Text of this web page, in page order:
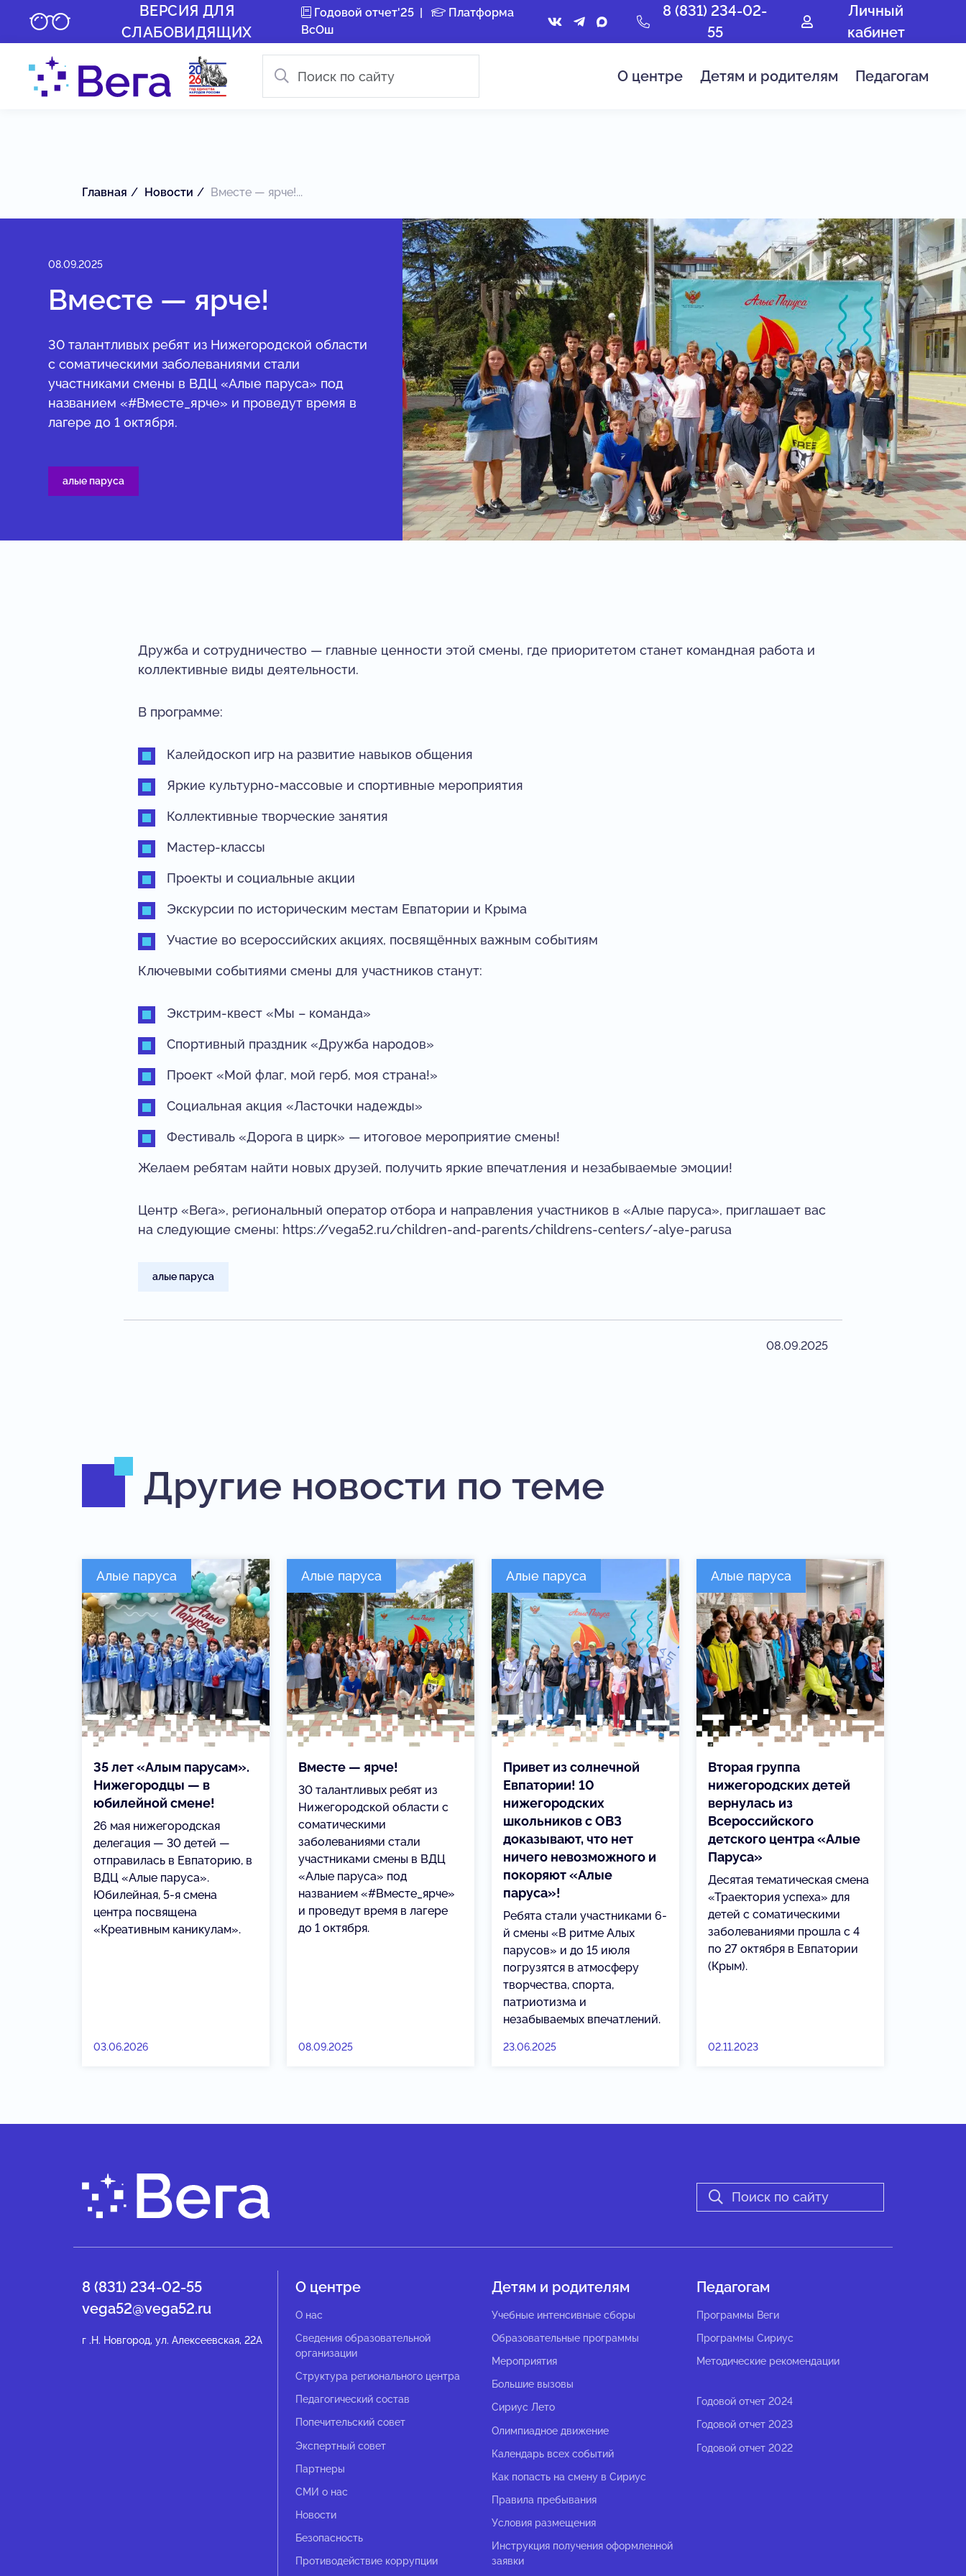
ВЕРСИЯ ДЛЯ
СЛАБОВИДЯЩИХ
Годовой отчет'25|
Платформа
ВсОш
8 (831) 234-02-
55
Личный
кабинет
О центре Детям и родителям Педагогам
Главная Новости Вместе — ярче!...
08.09.2025
Вместе — ярче!
30 талантливых ребят из Нижегородской области
с соматическими заболеваниями стали
участниками смены в ВДЦ «Алые паруса» под
названием «#Вместе_ярче» и проведут время в
лагере до 1 октября.
алые паруса
Дружба и сотрудничество — главные ценности этой смены, где приоритетом станет командная работа и
коллективные виды деятельности.
В программе:
Калейдоскоп игр на развитие навыков общения
Яркие культурно-массовые и спортивные мероприятия
Коллективные творческие занятия
Мастер-классы
Проекты и социальные акции
Экскурсии по историческим местам Евпатории и Крыма
Участие во всероссийских акциях, посвящённых важным событиям
Ключевыми событиями смены для участников станут:
Экстрим-квест «Мы – команда»
Спортивный праздник «Дружба народов»
Проект «Мой флаг, мой герб, моя страна!»
Социальная акция «Ласточки надежды»
Фестиваль «Дорога в цирк» — итоговое мероприятие смены!
Желаем ребятам найти новых друзей, получить яркие впечатления и незабываемые эмоции!
Центр «Вега», региональный оператор отбора и направления участников в «Алые паруса», приглашает вас
на следующие смены: https://vega52.ru/children-and-parents/childrens-centers/-alye-parusa
алые паруса
08.09.2025
Другие новости по теме
Алые паруса
35 лет «Алым парусам».
Нижегородцы — в
юбилейной смене!
26 мая нижегородская
делегация — 30 детей —
отправилась в Евпаторию, в
ВДЦ «Алые паруса».
Юбилейная, 5-я смена
центра посвящена
«Креативным каникулам».
03.06.2026
Алые паруса
Вместе — ярче!
30 талантливых ребят из
Нижегородской области с
соматическими
заболеваниями стали
участниками смены в ВДЦ
«Алые паруса» под
названием «#Вместе_ярче»
и проведут время в лагере
до 1 октября.
08.09.2025
Алые паруса
Привет из солнечной
Евпатории! 10
нижегородских
школьников с ОВЗ
доказывают, что нет
ничего невозможного и
покоряют «Алые
паруса»!
Ребята стали участниками 6-
й смены «В ритме Алых
парусов» и до 15 июля
погрузятся в атмосферу
творчества, спорта,
патриотизма и
незабываемых впечатлений.
23.06.2025
Алые паруса
Вторая группа
нижегородских детей
вернулась из
Всероссийского
детского центра «Алые
Паруса»
Десятая тематическая смена
«Траектория успеха» для
детей с соматическими
заболеваниями прошла с 4
по 27 октября в Евпатории
(Крым).
02.11.2023
8 (831) 234-02-55
vega52@vega52.ru
г .Н. Новгород, ул. Алексеевская, 22А
О центре
О нас
Сведения образовательной
организации
Структура регионального центра
Педагогический состав
Попечительский совет
Экспертный совет
Партнеры
СМИ о нас
Новости
Безопасность
Противодействие коррупции
Детям и родителям
Учебные интенсивные сборы
Образовательные программы
Мероприятия
Большие вызовы
Сириус Лето
Олимпиадное движение
Календарь всех событий
Как попасть на смену в Сириус
Правила пребывания
Условия размещения
Инструкция получения оформленной
заявки
Педагогам
Программы Веги
Программы Сириус
Методические рекомендации
Годовой отчет 2024
Годовой отчет 2023
Годовой отчет 2022